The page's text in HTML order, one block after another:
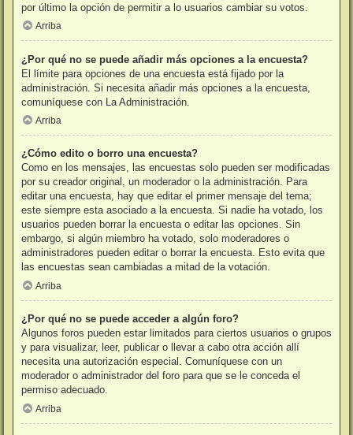
por último la opción de permitir a lo usuarios cambiar su votos.
Arriba
¿Por qué no se puede añadir más opciones a la encuesta?
El límite para opciones de una encuesta está fijado por la
administración. Si necesita añadir más opciones a la encuesta,
comuníquese con La Administración.
Arriba
¿Cómo edito o borro una encuesta?
Como en los mensajes, las encuestas solo pueden ser modificadas
por su creador original, un moderador o la administración. Para
editar una encuesta, hay que editar el primer mensaje del tema;
este siempre esta asociado a la encuesta. Si nadie ha votado, los
usuarios pueden borrar la encuesta o editar las opciones. Sin
embargo, si algún miembro ha votado, solo moderadores o
administradores pueden editar o borrar la encuesta. Esto evita que
las encuestas sean cambiadas a mitad de la votación.
Arriba
¿Por qué no se puede acceder a algún foro?
Algunos foros pueden estar limitados para ciertos usuarios o grupos
y para visualizar, leer, publicar o llevar a cabo otra acción allí
necesita una autorización especial. Comuníquese con un
moderador o administrador del foro para que se le conceda el
permiso adecuado.
Arriba